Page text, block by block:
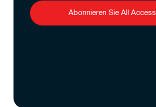
Abonnieren Sie All Access